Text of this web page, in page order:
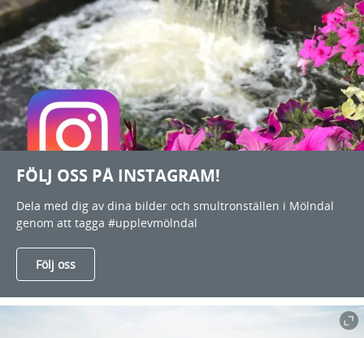
FÖLJ OSS PÅ INSTAGRAM!
Dela med dig av dina bilder och smultronställen i Mölndal
genom att tagga #upplevmölndal
Följ oss